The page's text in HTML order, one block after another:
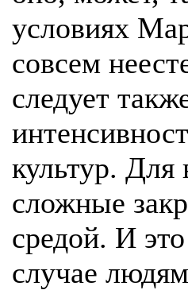
условиях
совсем
следует
культур. Для
сложные
средой. И
случае